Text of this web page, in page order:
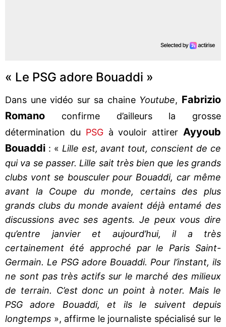
« Le PSG adore Bouaddi »
Dans une vidéo sur sa chaine Youtube, Fabrizio
Romano confirme d’ailleurs la grosse
détermination du PSGà vouloir attirer Ayyoub
Bouaddi : « Lille est, avant tout, conscient de ce
qui va se passer. Lille sait très bien que les grands
clubs vont se bousculer pour Bouaddi, car même
avant la Coupe du monde, certains des plus
grands clubs du monde avaient déjà entamé des
discussions avec ses agents. Je peux vous dire
qu’entre janvier et aujourd’hui, il a très
certainement été approché par le Paris Saint-
Germain. Le PSG adore Bouaddi. Pour l’instant, ils
ne sont pas très actifs sur le marché des milieux
de terrain. C’est donc un point à noter. Mais le
PSG adore Bouaddi, et ils le suivent depuis
longtemps », affirme le journaliste spécialisé sur le